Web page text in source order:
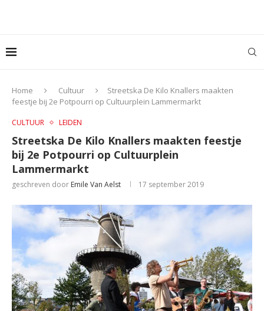
Home Cultuur
Streetska De Kilo Knallers maakten
feestje bij 2e Potpourri op Cultuurplein Lammermarkt
CULTUUR LEIDEN
Streetska De Kilo Knallers maakten feestje
bij 2e Potpourri op Cultuurplein
Lammermarkt
geschreven door Emile Van Aelst 17 september 2019